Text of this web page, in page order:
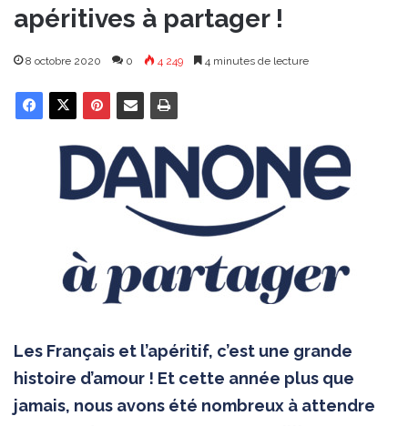
apéritives à partager !
8 octobre 2020 0 4 249 4 minutes de lecture
Les Français et l’apéritif, c’est une grande
histoire d’amour ! Et cette année plus que
jamais, nous avons été nombreux à attendre